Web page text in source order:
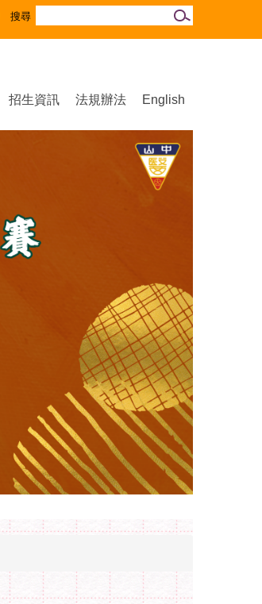
招生資訊 法規辦法 English